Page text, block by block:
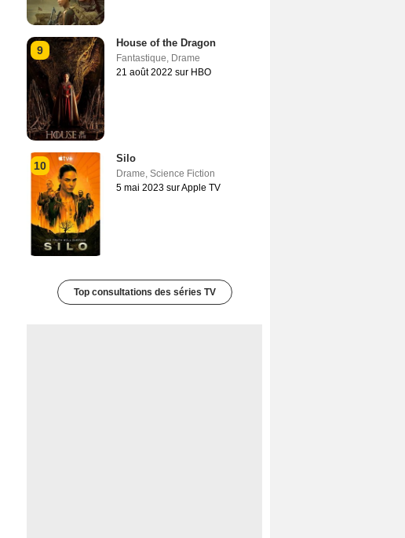
9
House of the Dragon
Fantastique, Drame
21 août 2022 sur HBO
10
Silo
Drame, Science Fiction
5 mai 2023 sur Apple TV
Top consultations des séries TV